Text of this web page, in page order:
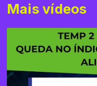
Mais vídeos